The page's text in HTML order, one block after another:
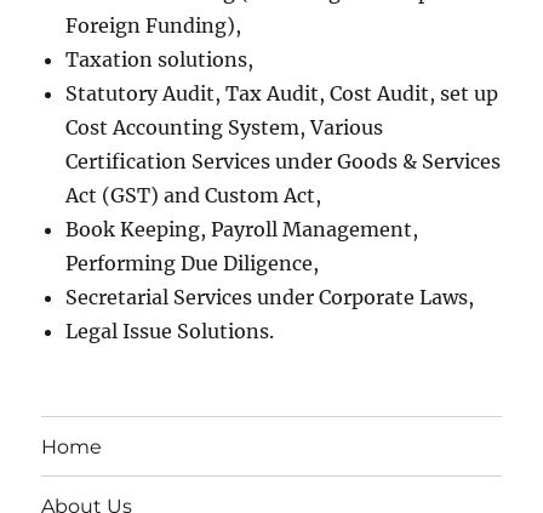
Foreign Funding),
Taxation solutions,
Statutory Audit, Tax Audit, Cost Audit, set up
Cost Accounting System, Various
Certification Services under Goods & Services
Act (GST) and Custom Act,
Book Keeping, Payroll Management,
Performing Due Diligence,
Secretarial Services under Corporate Laws,
Legal Issue Solutions.
Home
About Us